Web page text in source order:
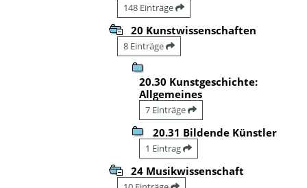
148 Einträge
20 Kunstwissenschaften
8 Einträge
20.30 Kunstgeschichte:
Allgemeines
7 Einträge
20.31 Bildende Künstler
1 Eintrag
24 Musikwissenschaft